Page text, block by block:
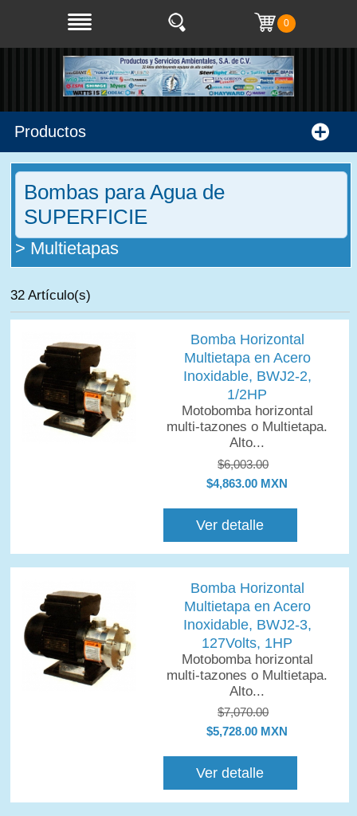
0
Productos
Bombas para Agua de
SUPERFICIE
> Multietapas
32 Artículo(s)
Bomba Horizontal
Multietapa en Acero
Inoxidable, BWJ2-2,
1/2HP
Motobomba horizontal
multi-tazones o Multietapa.
Alto...
$6,003.00
$4,863.00 MXN
Ver detalle
Bomba Horizontal
Multietapa en Acero
Inoxidable, BWJ2-3,
127Volts, 1HP
Motobomba horizontal
multi-tazones o Multietapa.
Alto...
$7,070.00
$5,728.00 MXN
Ver detalle